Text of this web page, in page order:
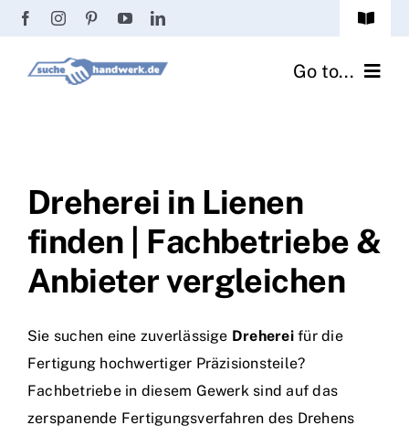
Zum
springen
Toggle
Passwort vergessen? Go to...
Handwerker Ratgeber
Wir über uns
Dreherei in Lienen
finden | Fachbetriebe &
Anbieter vergleichen
Sie suchen eine zuverlässige Drehereifür die
Fertigung hochwertiger Präzisionsteile?
Fachbetriebe in diesem Gewerk sind auf das
zerspanende Fertigungsverfahren des Drehens